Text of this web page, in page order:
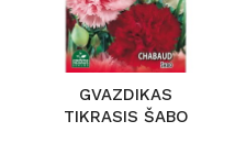
GVAZDIKAS
TIKRASIS ŠABO